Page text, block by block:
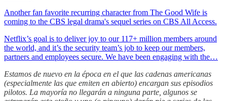
Another fan favorite recurring character from The Good Wife is
coming to the CBS legal drama's sequel series on CBS All Access.
Netflix’s goal is to deliver joy to our 117+ million members around
the world, and it’s the security team’s job to keep our members,
partners and employees secure. We have been engaging with the…
Estamos de nuevo en la época en el que las cadenas americanas
(especialmente las que emiten en abierto) encargan sus episodios
pilotos. La mayoría no llegarán a ninguna parte, algunos se